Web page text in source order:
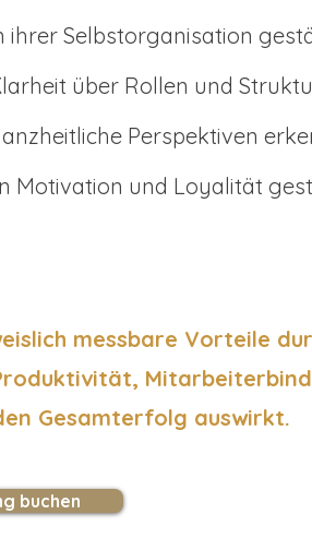
ihrer Selbstorganisation
über Rollen und
Perspektiven
Motivation und Loyalität
messbare Vorteile
Gesamterfolg auswirkt.
buchen